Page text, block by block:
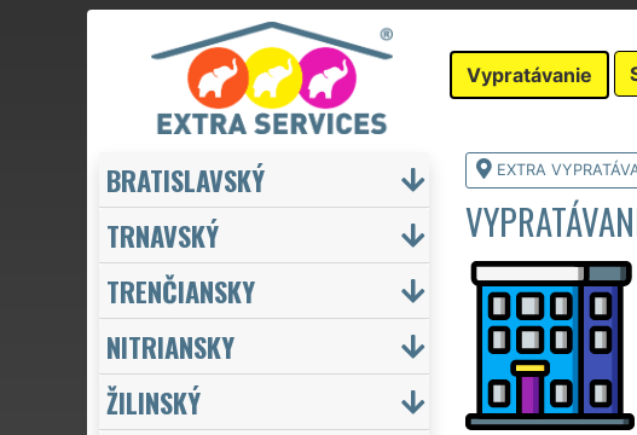
Vypratávanie
EXTRA
BRATISLAVSKÝ
TRNAVSKÝ
TRENČIANSKY
NITRIANSKY
ŽILINSKÝ